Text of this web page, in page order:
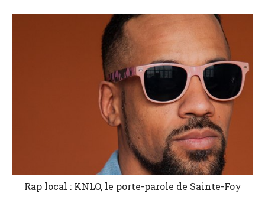
Rap local : KNLO, le porte-parole de Sainte-Foy